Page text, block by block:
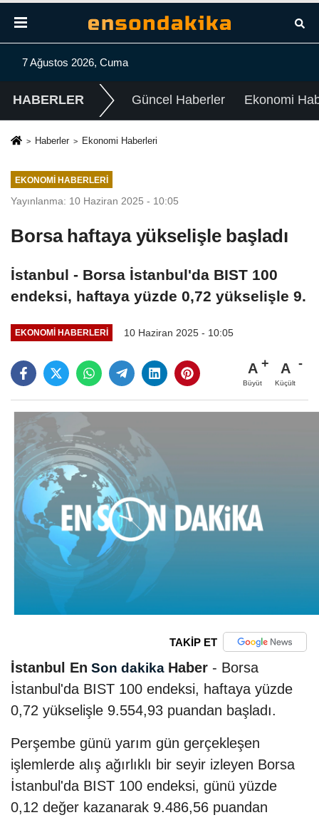
7 Ağustos 2026, Cuma
HABERLER Güncel Haberler Ekonomi
Haberler Ekonomi Haberleri
EKONOMI HABERLERI
Yayınlanma: 10 Haziran 2025 - 10:05
Borsa haftaya yükselişle başladı
İstanbul - Borsa İstanbul'da BIST 100
endeksi, haftaya yüzde 0,72 yükselişle 9.
EKONOMI HABERLERI 10 Haziran 2025 - 10:05
A
Büyüt
A
Küçült
TAKİP ET
İstanbul En Son dakika Haber - Borsa
İstanbul'da BIST 100 endeksi, haftaya yüzde
0,72 yükselişle 9.554,93 puandan başladı.
Perşembe günü yarım gün gerçekleşen
işlemlerde alış ağırlıklı bir seyir izleyen Borsa
İstanbul'da BIST 100 endeksi, günü yüzde
0,12 değer kazanarak 9.486,56 puandan